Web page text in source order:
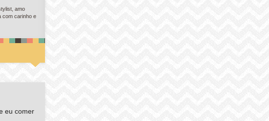
amo
com carinho e
eu comer